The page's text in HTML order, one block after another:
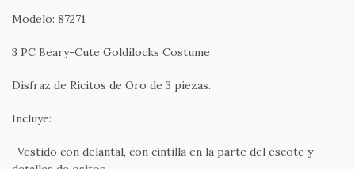
Modelo: 87271
3 PC Beary-Cute Goldilocks Costume
Disfraz de Ricitos de Oro de 3 piezas.
Incluye:
-Vestido con delantal, con cintilla en la parte del escote y